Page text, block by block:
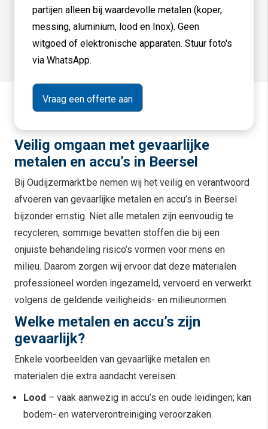
partijen alleen bij waardevolle metalen (koper,
messing, aluminium, lood en Inox). Geen
witgoed of elektronische apparaten. Stuur foto's
via WhatsApp.
Veilig omgaan met gevaarlijke
metalen en accu’s in Beersel
Bij Oudijzermarkt.be nemen wij het veilig en verantwoord
afvoeren van gevaarlijke metalen en accu’s in Beersel
bijzonder ernstig. Niet alle metalen zijn eenvoudig te
recycleren; sommige bevatten stoffen die bij een
onjuiste behandeling risico’s vormen voor mens en
milieu. Daarom zorgen wij ervoor dat deze materialen
professioneel worden ingezameld, vervoerd en verwerkt
volgens de geldende veiligheids- en milieunormen.
Welke metalen en accu’s zijn
gevaarlijk?
Enkele voorbeelden van gevaarlijke metalen en
materialen die extra aandacht vereisen:
Lood – vaak aanwezig in accu’s en oude leidingen; kan
bodem- en waterverontreiniging veroorzaken.